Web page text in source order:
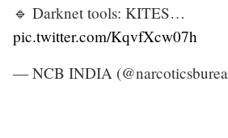
🔹 Darknet tools: KITES…
pic.twitter.com/KqvfXcw07h
— NCB INDIA